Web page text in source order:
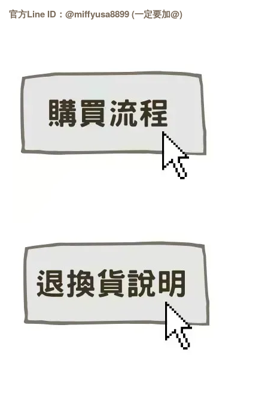
官方Line ID：@miffyusa8899 (一定要加@)